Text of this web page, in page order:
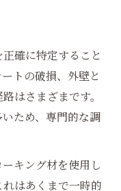
確に特定すること
トの破損、外壁と
はさまざまです。
ため、専門的な調
キング材を使用し
はあくまで一時的